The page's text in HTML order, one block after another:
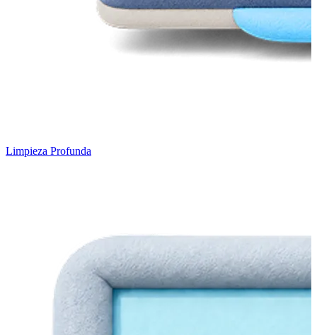
Limpieza Profunda